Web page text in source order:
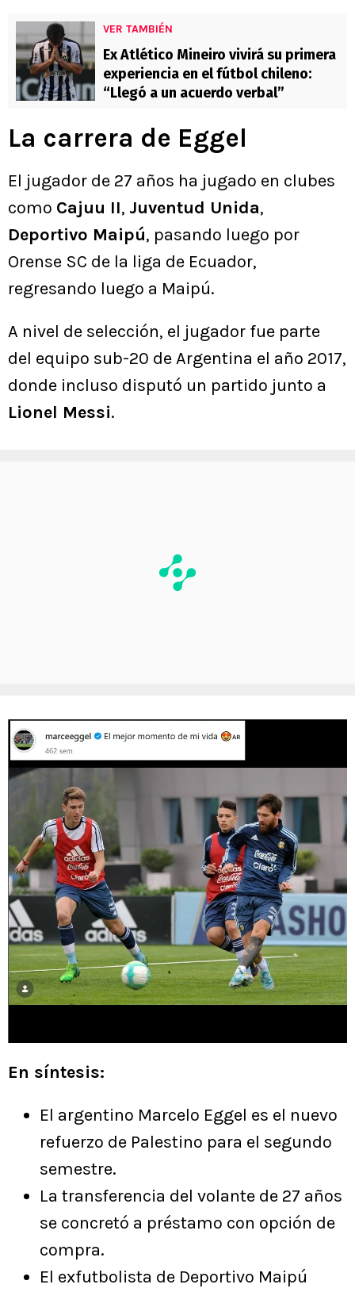
VER TAMBIÉN
Ex Atlético Mineiro vivirá su primera
experiencia en el fútbol chileno:
“Llegó a un acuerdo verbal”
La carrera de Eggel
El jugador de 27 años ha jugado en clubes
como Cajuu II, Juventud Unida,
Deportivo Maipú, pasando luego por
Orense SC de la liga de Ecuador,
regresando luego a Maipú.
A nivel de selección, el jugador fue parte
del equipo sub-20 de Argentina el año 2017,
donde incluso disputó un partido junto a
Lionel Messi.
En síntesis:
El argentino Marcelo Eggel es el nuevo
refuerzo de Palestino para el segundo
semestre.
La transferencia del volante de 27 años
se concretó a préstamo con opción de
compra.
El exfutbolista de Deportivo Maipú